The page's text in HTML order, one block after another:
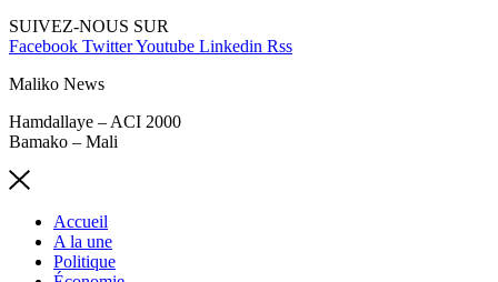
SUIVEZ-NOUS SUR
Facebook TwitterYoutube Linkedin Rss
Maliko News
Hamdallaye – ACI 2000
Bamako – Mali
Accueil
A la une
Politique